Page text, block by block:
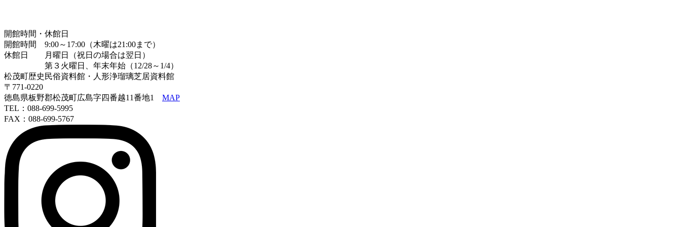
開館時間・休館日
開館時間 9:00～17:00（木曜は21:00まで）
休館日 月曜日（祝日の場合は翌日）
第３火曜日、年末年始（12/28～1/4）
松茂町歴史民俗資料館・人形浄瑠璃芝居資料館
〒771-0220
徳島県板野郡松茂町広島字四番越11番地1 MAP
TEL：088-699-5995
FAX：088-699-5767